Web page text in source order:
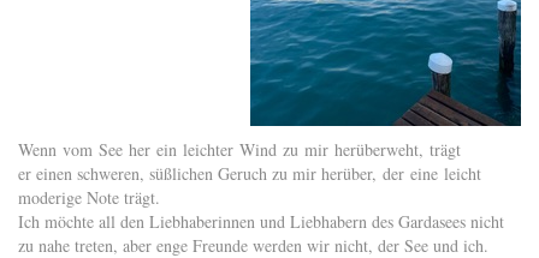
Wenn vom See her ein leichter Wind zu mir herüberweht, trägt
er einen schweren, süßlichen Geruch zu mir herüber, der eine leicht
moderige Note trägt.
Ich möchte all den Liebhaberinnen und Liebhabern des Gardasees nicht
zu nahe treten, aber enge Freunde werden wir nicht, der See und ich.